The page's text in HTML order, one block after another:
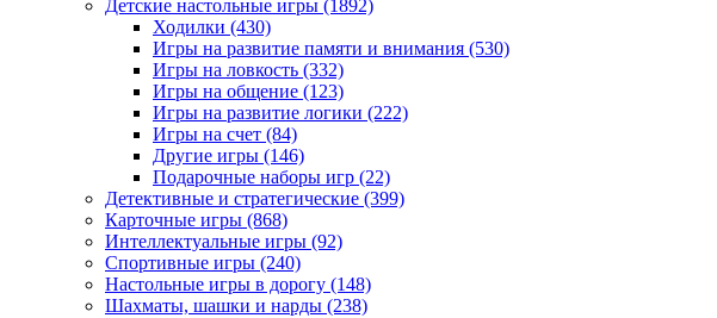
Детские настольные игры (1892)
Ходилки (430)
Игры на развитие памяти и внимания (530)
Игры на ловкость (332)
Игры на общение (123)
Игры на развитие логики (222)
Игры на счет (84)
Другие игры (146)
Подарочные наборы игр (22)
Детективные и стратегические (399)
Карточные игры (868)
Интеллектуальные игры (92)
Спортивные игры (240)
Настольные игры в дорогу (148)
Шахматы, шашки и нарды (238)